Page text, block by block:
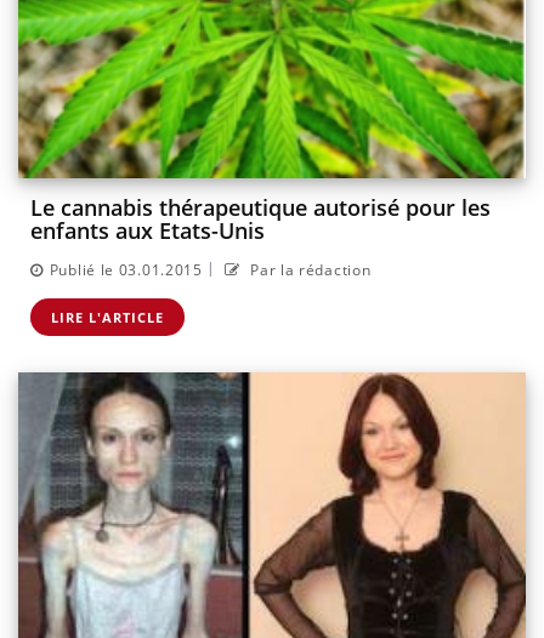
Le cannabis thérapeutique autorisé pour les
enfants aux Etats-Unis
Publié le 03.01.2015 | Par la rédaction
LIRE L'ARTICLE